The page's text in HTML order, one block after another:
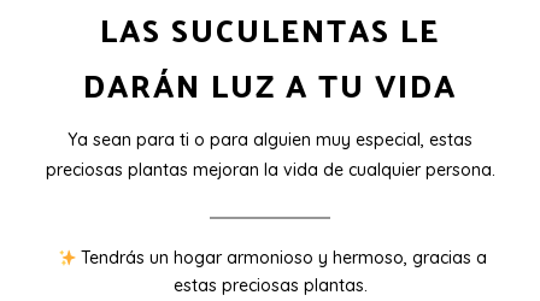
LAS SUCULENTAS LE
DARÁN LUZ A TU VIDA
Ya sean para ti o para alguien muy especial, estas
preciosas plantas mejoran la vida de cualquier persona.
Tendrás un hogar armonioso y hermoso, gracias a
estas preciosas plantas.